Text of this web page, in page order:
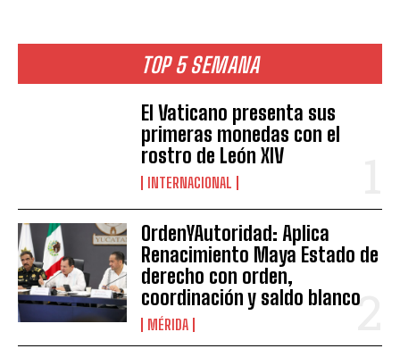
TOP 5 SEMANA
El Vaticano presenta sus
primeras monedas con el
rostro de León XIV
INTERNACIONAL
OrdenYAutoridad: Aplica
Renacimiento Maya Estado de
derecho con orden,
coordinación y saldo blanco
MÉRIDA